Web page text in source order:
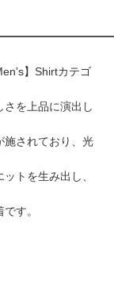
】Shirtカテゴ
を上品に演出し
施されており、光
トを生み出し、
す。